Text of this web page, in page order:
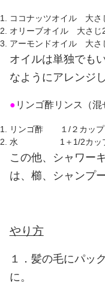
ココナッツオイル 大さ
オリーブオイル 大さじ
アーモンドオイル 大さ
オイルは単独でも
なようにアレンジ
● リンゴ酢リンス（混
リンゴ酢 １/２カップ
水 1＋1/2カッ
この他、シャワー
は、櫛、シャンプ
やり方
１．髪の毛にパッ
に。